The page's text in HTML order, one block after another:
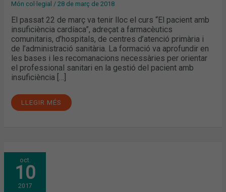
Món col·legial /28 de març de 2018
El passat 22 de març va tenir lloc el curs “El pacient amb
insuficiència cardíaca”, adreçat a farmacèutics
comunitaris, d’hospitals, de centres d’atenció primària i
de l’administració sanitària. La formació va aprofundir en
les bases i les recomanacions necessàries per orientar
el professional sanitari en la gestió del pacient amb
insuficiència […]
LLEGIR MÉS
oct.
10
2017
ELS
FARMACÈUTICS
D’ATENCIÓ
PRIMÀRIA
ES
REUNEIXEN